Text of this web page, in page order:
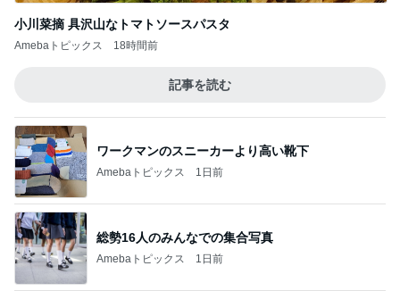
小川菜摘 具沢山なトマトソースパスタ
Amebaトピックス 18時間前
記事を読む
ワークマンのスニーカーより高い靴下
Amebaトピックス 1日前
総勢16人のみんなでの集合写真
Amebaトピックス 1日前